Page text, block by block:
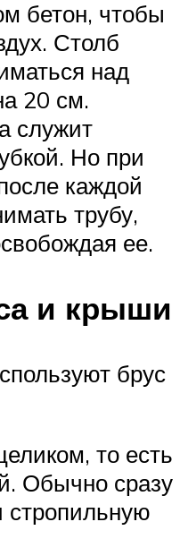
бетон, чтобы
Столб
над
20 см.
служит
Но при
каждой
трубу,
ее.
и крыши
брус
то есть
Обычно сразу
стропильную